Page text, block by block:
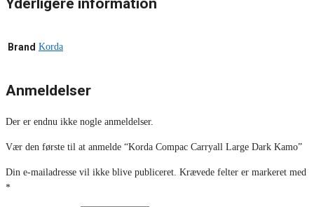
Brand Korda
Anmeldelser
Der er endnu ikke nogle anmeldelser.
Vær den første til at anmelde “Korda Compac Carryall Large Dark Kamo”
Din e-mailadresse vil ikke blive publiceret. Krævede felter er markeret med
*